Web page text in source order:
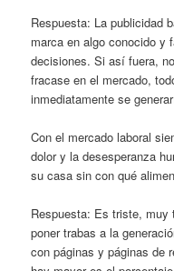
Respuesta: La publicidad
marca en algo conocido y
decisiones. Si así fuera,
fracase en el mercado,
inmediatamente se
Con el mercado laboral
dolor y la desesperanza
su casa sin con qué
Respuesta: Es triste, muy
poner trabas a la
con páginas y páginas de